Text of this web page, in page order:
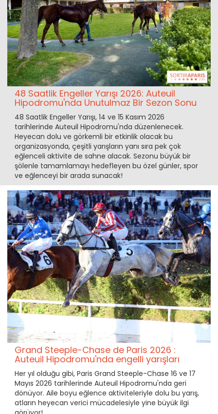
48 Saatlik Engeller Yarışı 2026: Auteuil
Hipodromu'nda Unutulmaz Bir Sezon Sonu
48 Saatlik Engeller Yarışı, 14 ve 15 Kasım 2026
tarihlerinde Auteuil Hipodromu'nda düzenlenecek.
Heyecan dolu ve görkemli bir etkinlik olacak bu
organizasyonda, çeşitli yarışların yanı sıra pek çok
eğlenceli aktivite de sahne alacak. Sezonu büyük bir
şölenle tamamlamayı hedefleyen bu özel günler, spor
ve eğlenceyi bir arada sunacak!
Grand Steeple-Chase de Paris 2026 :
Auteuil Hipodromu'nda engelli yarışları
Her yıl olduğu gibi, Paris Grand Steeple-Chase 16 ve 17
Mayıs 2026 tarihlerinde Auteuil Hipodromu'nda geri
dönüyor. Aile boyu eğlence aktiviteleriyle dolu bu yarış,
atların heyecan verici mücadelesiyle yine büyük ilgi